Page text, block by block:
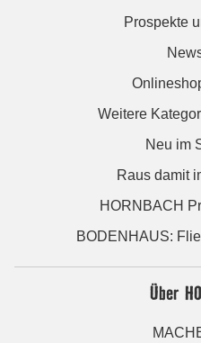
Prospekte
Weitere
Neu im
Raus damit
HORNBACH
BODENHAUS:
Über